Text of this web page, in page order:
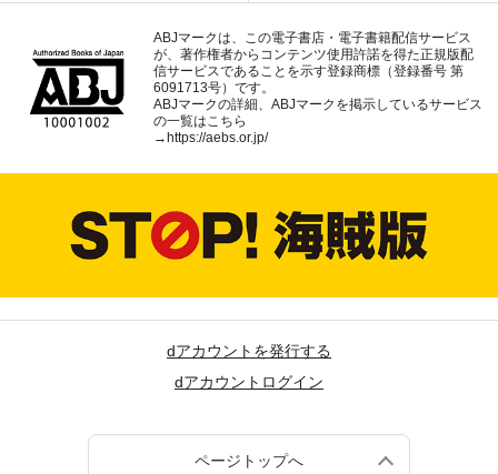
ABJマークは、この電子書店・電子書籍配信サービス
が、著作権者からコンテンツ使用許諾を得た正規版配
信サービスであることを示す登録商標（登録番号 第
6091713号）です。
ABJマークの詳細、ABJマークを掲示しているサービス
の一覧はこちら
→ https://aebs.or.jp/
dアカウントを発行する
dアカウントログイン
ページトップへ